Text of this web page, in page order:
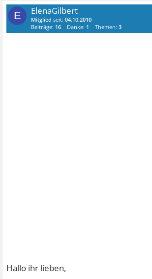
E ElenaGilbert
Mitglied seit:04.10.2010
Beiträge: 16 Danke: 1 Themen:3
Hallo ihr lieben,